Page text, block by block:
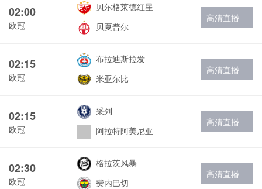
02:00
欧冠
贝尔格莱德红星
贝夏普尔
高清直播
02:15
欧冠
布拉迪斯拉发
米亚尔比
高清直播
02:15
欧冠
采列
阿拉特阿美尼亚
高清直播
02:30
欧冠
格拉茨风暴
费内巴切
高清直播